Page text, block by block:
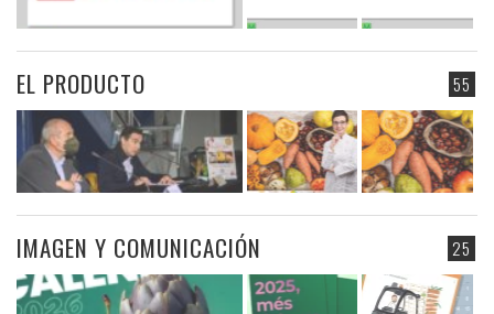
55
EL PRODUCTO
25
IMAGEN Y COMUNICACIÓN